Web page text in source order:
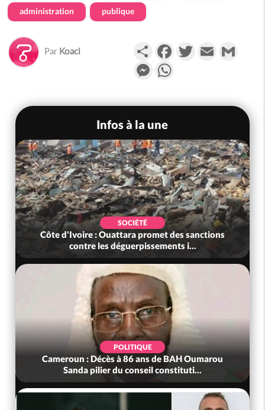
administration publique
Par Koaci PartagerFacebookTwitterEmail
Messenger
Infos à la une
SOCIÉTÉ
Côte d'Ivoire : Ouattara promet des sanctions
contre les déguerpissements i...
POLITIQUE
Cameroun : Décès à 86 ans de BAH Oumarou
Sanda pilier du conseil constituti...